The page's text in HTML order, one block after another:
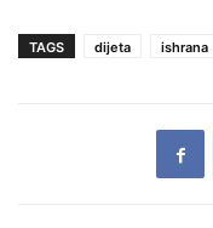
TAGS dijeta ishrana